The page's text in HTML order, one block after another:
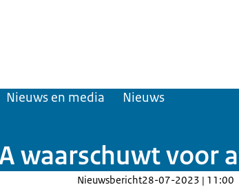
Nieuws en media Nieuws
waarschuwt voor
Nieuwsbericht28-07-2023 | 11:00